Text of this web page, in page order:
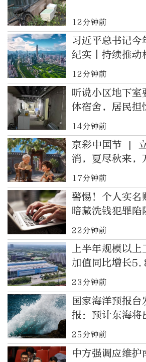
12分钟前
习近平总书记今
纪实丨持续推动
同体 为世界注
12分钟前
听说小区地下室
体宿舍，居民
14分钟前
京彩中国节 |
消，夏尽秋来，
17分钟前
警惕！个人实名
暗藏洗钱犯罪陷
22分钟前
上半年规模以
加值同比增长
23分钟前
国家海洋预报台
报：预计东海
浪到狂涛区
25分钟前
中方强调应维护